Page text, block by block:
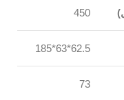
450
62.5*63*185
73